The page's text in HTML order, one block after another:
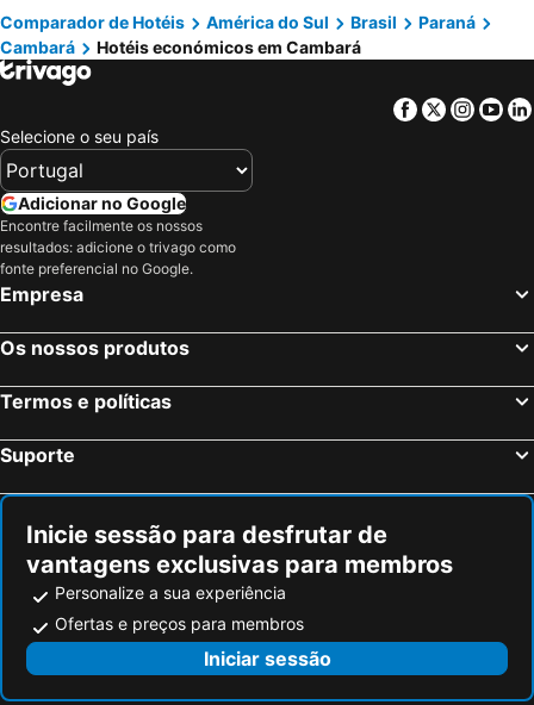
Comparador de Hotéis América do Sul Brasil
Paraná
Cambará
Hotéis económicos em Cambará
Facebook
Twitter
Selecione o seu país
Adicionar no Google
Encontre facilmente os nossos
resultados: adicione o trivago como
fonte preferencial no Google.
Empresa
Os nossos produtos
Termos e políticas
Suporte
Inicie sessão para desfrutar de
vantagens exclusivas para membros
Personalize a sua experiência
Ofertas e preços para membros
Iniciar sessão